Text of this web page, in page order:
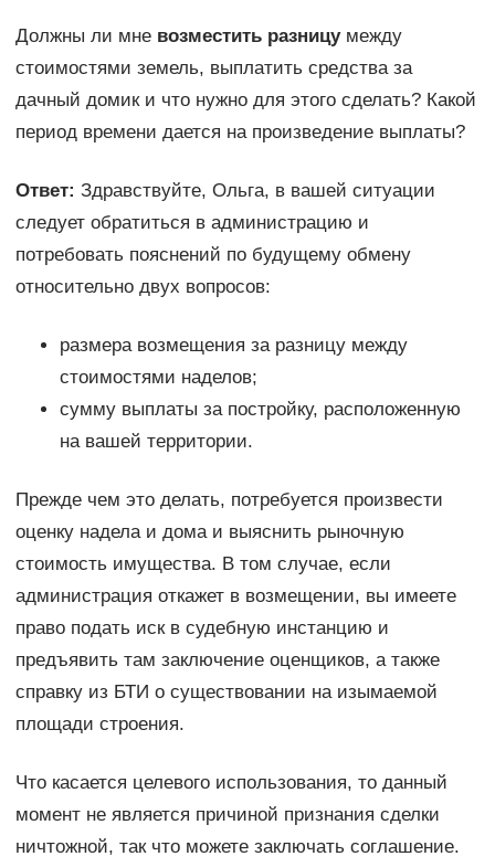
Должны ли мне возместить разницумежду
стоимостями земель, выплатить средства за
дачный домик и что нужно для этого сделать? Какой
период времени дается на произведение выплаты?
Ответ: Здравствуйте, Ольга, в вашей ситуации
следует обратиться в администрацию и
потребовать пояснений по будущему обмену
относительно двух вопросов:
размера возмещения за разницу между
стоимостями наделов;
сумму выплаты за постройку, расположенную
на вашей территории.
Прежде чем это делать, потребуется произвести
оценку надела и дома и выяснить рыночную
стоимость имущества. В том случае, если
администрация откажет в возмещении, вы имеете
право подать иск в судебную инстанцию и
предъявить там заключение оценщиков, а также
справку из БТИ о существовании на изымаемой
площади строения.
Что касается целевого использования, то данный
момент не является причиной признания сделки
ничтожной, так что можете заключать соглашение.